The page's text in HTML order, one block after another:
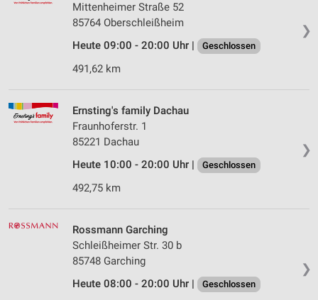
❯
Mittenheimer Straße 52
85764 Oberschleißheim
Heute 09:00 - 20:00 Uhr |
Geschlossen
491,62 km
❯
Ernsting's family Dachau
Fraunhoferstr. 1
85221 Dachau
Heute 10:00 - 20:00 Uhr |
Geschlossen
492,75 km
❯
Rossmann Garching
Schleißheimer Str. 30 b
85748 Garching
Heute 08:00 - 20:00 Uhr |
Geschlossen